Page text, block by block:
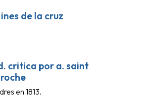
de la cruz
critica por a. saint
en 1813.